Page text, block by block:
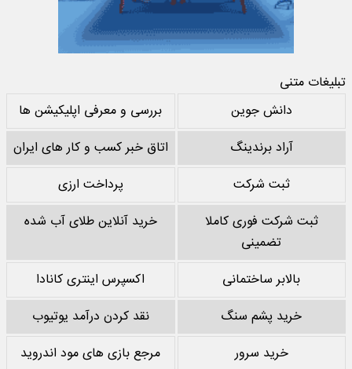
تبلیغات متنی
دانش جوین
بررسی و معرفی اپلیکیشن ها
آراد برندینگ
اتاق خبر کسب و کار های ایران
ثبت شرکت
پرداخت ارزی
ثبت شرکت فوری کاملا
تضمینی
خرید آنلاین طلای آب شده
بالابر ساختمانی
اکسپرس اینتری کانادا
خرید پشم سنگ
نقد کردن درآمد یوتیوب
خرید سرور
مرجع بازی های مود اندروید